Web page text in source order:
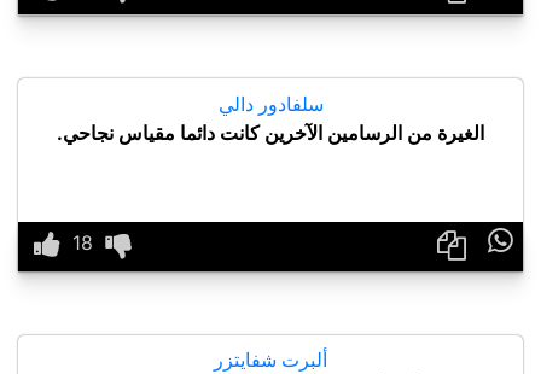
سلفادور دالي
الغيرة من الرسامين الآخرين كانت دائما مقياس نجاحي.

ألبرت شفايتزر